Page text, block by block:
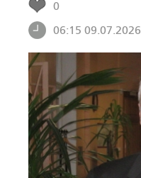
0
06:15 09.07.2026